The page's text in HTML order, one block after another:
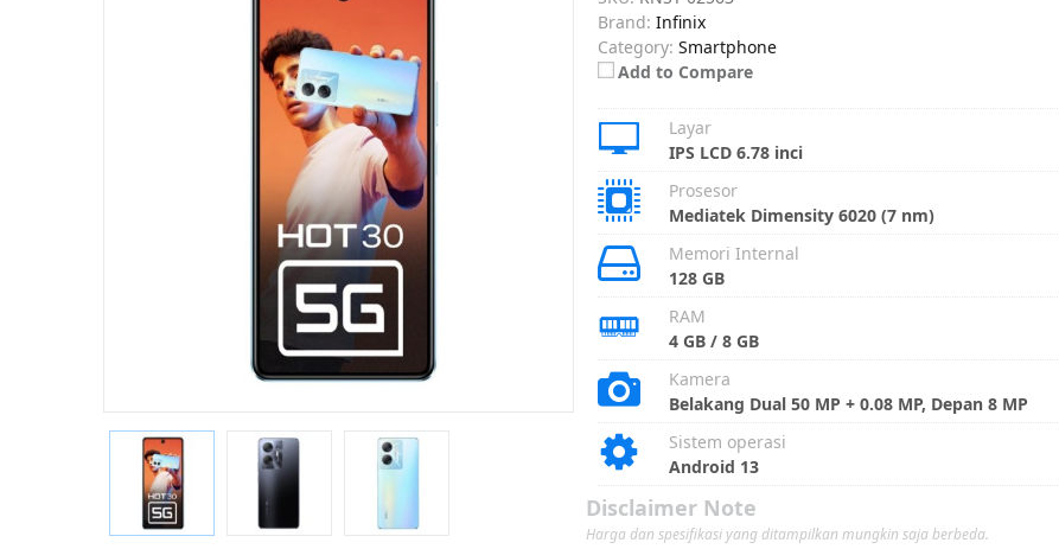
Brand: Infinix
Category: Smartphone
Add to Compare
Layar
IPS LCD 6.78 inci
Prosesor
Mediatek Dimensity 6020 (7 nm)
Memori Internal
128 GB
RAM
4 GB / 8 GB
Kamera
Belakang Dual 50 MP + 0.08 MP, Depan 8 MP
Sistem operasi
Android 13
Disclaimer Note
Harga dan spesifikasi yang ditampilkan mungkin saja berbeda.